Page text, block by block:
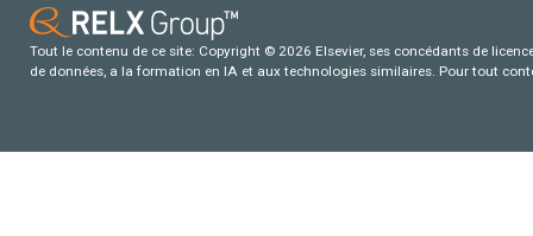
Tout le contenu de ce site: Copyright © 2026 Elsevier, ses concédants de
de données, a la formation en IA et aux technologies similaires. Pour tout